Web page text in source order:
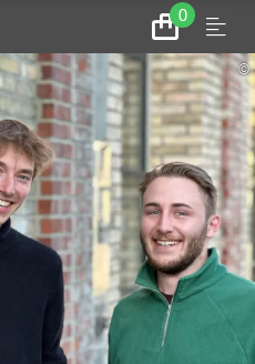
0
Zum
Warenkorb
Menu
©